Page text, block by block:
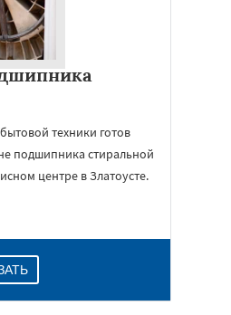
техники готов
подшипника стиральной
центре в Златоусте.